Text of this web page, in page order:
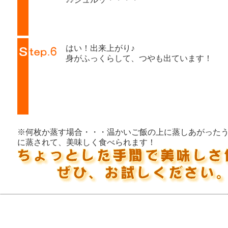
はい！出来上がり♪
身がふっくらして、つやも出ています！
※何枚か蒸す場合・・・温かいご飯の上に蒸しあがった
に蒸されて、美味しく食べられます！